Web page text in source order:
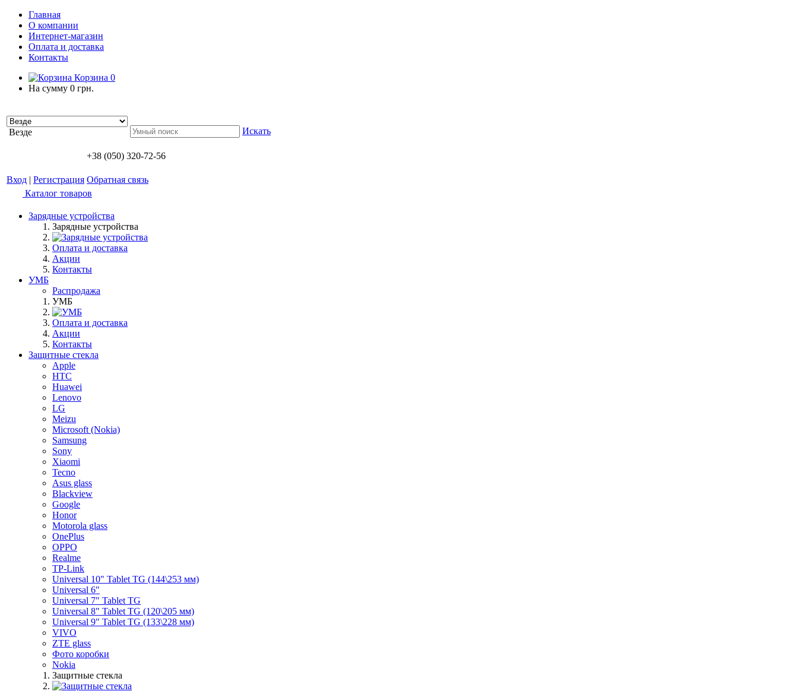
Главная
О компании
Интернет-магазин
Оплата и доставка
Контакты
Корзина 0
На сумму 0 грн.
Везде Искать
+38 (050) 320-72-56
Вход | Регистрация Обратная связь
Каталог товаров
Зарядные устройства
Зарядные устройства
Оплата и доставка
Акции
Контакты
УМБ
Распродажа
УМБ
Оплата и доставка
Акции
Контакты
Защитные стекла
Apple
HTC
Huawei
Lenovo
LG
Meizu
Microsoft (Nokia)
Samsung
Sony
Xiaomi
Tecno
Asus glass
Blackview
Google
Honor
Motorola glass
OnePlus
OPPO
Realme
TP-Link
Universal 10" Tablet TG (144\253 мм)
Universal 6"
Universal 7" Tablet TG
Universal 8" Tablet TG (120\205 мм)
Universal 9" Tablet TG (133\228 мм)
VIVO
ZTE glass
Фото коробки
Nokia
Защитные стекла